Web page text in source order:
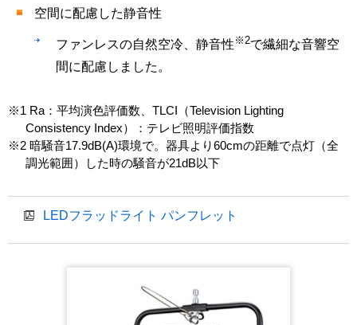
空間に配慮した静音性
ファンレスの自然空冷、静音性 ※2で繊細な音響空
間に配慮しました。
※1 Ra：平均演色評価数、TLCI（Television Lighting
Consistency Index）：テレビ照明評価指数
※2 暗騒音17.9dB(A)環境で。器具より60cmの距離で点灯（全
調光範囲）した時の騒音が21dB以下
LEDフラッドライト パンフレット